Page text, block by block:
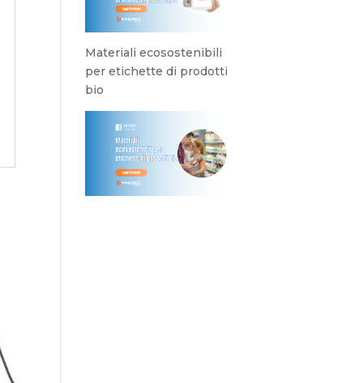
Materiali ecosostenibili
per etichette di prodotti
bio